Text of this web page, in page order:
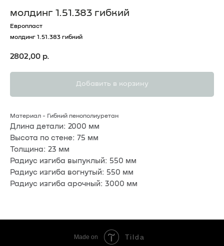
молдинг 1.51.383 гибкий
Европласт
молдинг 1.51.383 гибкий
2802,00 р.
Добавить в корзину
Материал - Гибкий пенополиуретан
Длина детали: 2000 мм
Высота по стене: 75 мм
Толщина: 23 мм
Радиус изгиба выпуклый: 550 мм
Радиус изгиба вогнутый: 550 мм
Радиус изгиба арочный: 3000 мм
Made on Tilda